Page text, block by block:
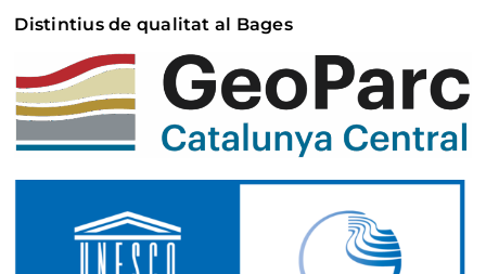
Distintius de qualitat al Bages